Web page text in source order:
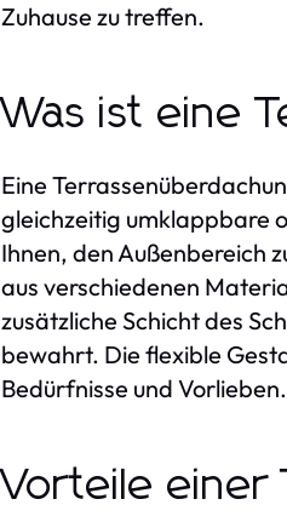
Zuhause zu treffen.
Was ist eine
Eine
gleichzeitig umklappbare
Ihnen, den Außenbereich
aus verschiedenen
zusätzliche Schicht des
bewahrt. Die flexible
Bedürfnisse und Vorlieben.
Vorteile einer